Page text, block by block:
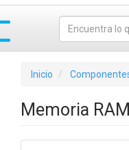
Inicio
Memoria